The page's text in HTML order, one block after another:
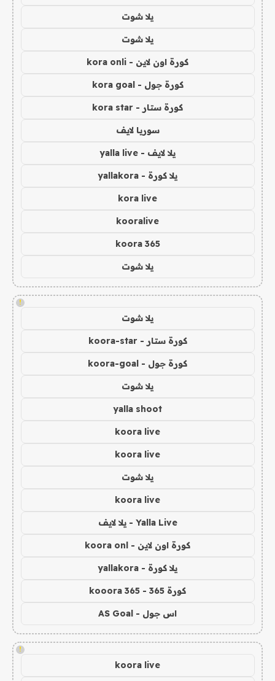
يلا شوت
يلا شوت
كورة اون لاين - kora onli
كورة جول - kora goal
كورة ستار - kora star
سوريا لايف
يلا لايف - yalla live
يلا كورة - yallakora
kora live
kooralive
koora 365
يلا شوت
!
يلا شوت
كورة ستار - koora-star
كورة جول - koora-goal
يلا شوت
yalla shoot
koora live
koora live
يلا شوت
koora live
Yalla Live - يلا لايف
كورة اون لاين - koora onl
يلا كورة - yallakora
كورة 365 - kooora 365
اس جول - AS Goal
!
koora live